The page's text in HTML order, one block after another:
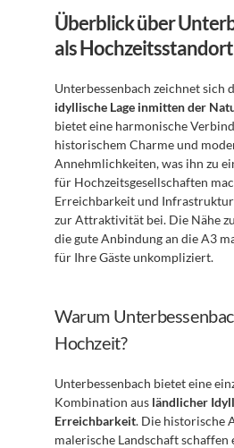
Überblick über
als Hochzeitsstandort
idyllische Lage inmitten der
bietet eine harmonische
historischem Charme und
Annehmlichkeiten, was ihn zu
für Hochzeitsgesellschaften
Erreichbarkeit und
zur Attraktivität bei. Die Nähe
die gute Anbindung an die A3
für Ihre Gäste unkompliziert.
Warum
Hochzeit?
Unterbessenbach bietet eine
Kombination aus ländlicher
Erreichbarkeit. Die historische
malerische Landschaft schaffen